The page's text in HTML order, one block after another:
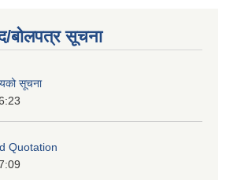
बोलपत्र सूचना
सूचना
Quotation